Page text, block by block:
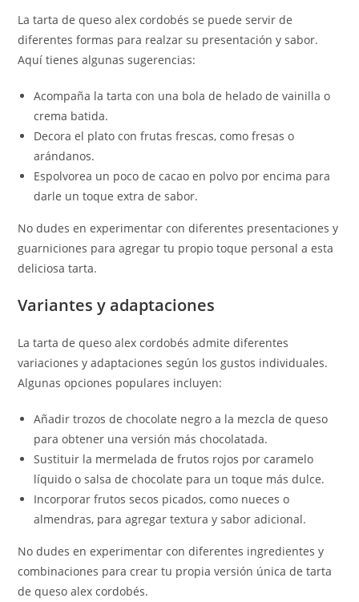
La tarta de queso alex cordobés se puede servir de
diferentes formas para realzar su presentación y sabor.
Aquí tienes algunas sugerencias:
Acompaña la tarta con una bola de helado de vainilla o
crema batida.
Decora el plato con frutas frescas, como fresas o
arándanos.
Espolvorea un poco de cacao en polvo por encima para
darle un toque extra de sabor.
No dudes en experimentar con diferentes presentaciones y
guarniciones para agregar tu propio toque personal a esta
deliciosa tarta.
Variantes y adaptaciones
La tarta de queso alex cordobés admite diferentes
variaciones y adaptaciones según los gustos individuales.
Algunas opciones populares incluyen:
Añadir trozos de chocolate negro a la mezcla de queso
para obtener una versión más chocolatada.
Sustituir la mermelada de frutos rojos por caramelo
líquido o salsa de chocolate para un toque más dulce.
Incorporar frutos secos picados, como nueces o
almendras, para agregar textura y sabor adicional.
No dudes en experimentar con diferentes ingredientes y
combinaciones para crear tu propia versión única de tarta
de queso alex cordobés.